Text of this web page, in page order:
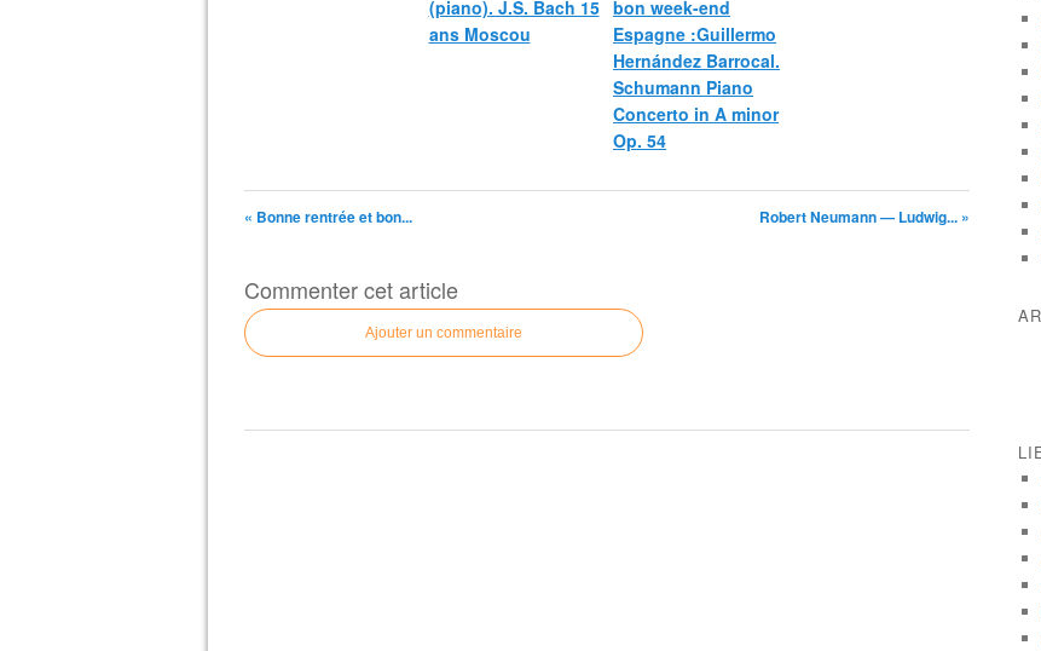
(piano). J.S. Bach 15
ans Moscou
bon week-end
Espagne :Guillermo
Hernández Barrocal.
Schumann Piano
Concerto in A minor
Op. 54
« Bonne rentrée et bon... Robert Neumann — Ludwig... »
Commenter cet article
Ajouter un commentaire